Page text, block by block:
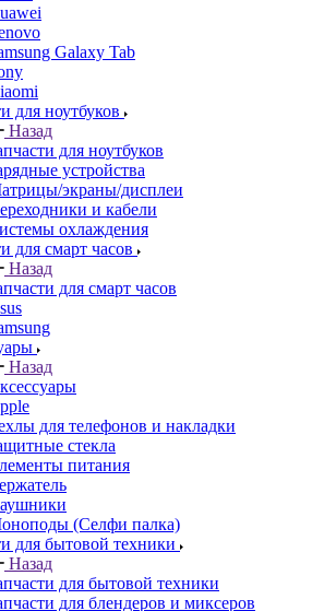
Galaxy Tab
для ноутбуков
Назад
для ноутбуков
устройства
экраны/дисплеи
и кабели
охлаждения
для смарт часов
Назад
для смарт часов
Назад
для телефонов и накладки
стекла
питания
(Селфи палка)
для бытовой техники
Назад
для бытовой техники
для блендеров и миксеров